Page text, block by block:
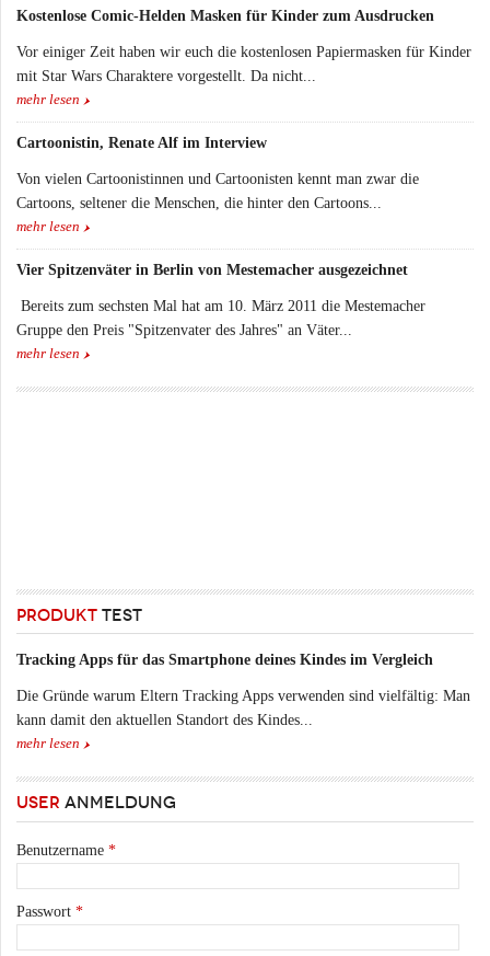
Kostenlose Comic-Helden Masken für Kinder zum Ausdrucken
Vor einiger Zeit haben wir euch die kostenlosen Papiermasken für Kinder
mit Star Wars Charaktere vorgestellt. Da nicht...
mehr lesen
Cartoonistin, Renate Alf im Interview
Von vielen Cartoonistinnen und Cartoonisten kennt man zwar die
Cartoons, seltener die Menschen, die hinter den Cartoons...
mehr lesen
Vier Spitzenväter in Berlin von Mestemacher ausgezeichnet
Bereits zum sechsten Mal hat am 10. März 2011 die Mestemacher
Gruppe den Preis "Spitzenvater des Jahres" an Väter...
mehr lesen
PRODUKT TEST
Tracking Apps für das Smartphone deines Kindes im Vergleich
Die Gründe warum Eltern Tracking Apps verwenden sind vielfältig: Man
kann damit den aktuellen Standort des Kindes...
mehr lesen
USER ANMELDUNG
Benutzername *
Passwort *